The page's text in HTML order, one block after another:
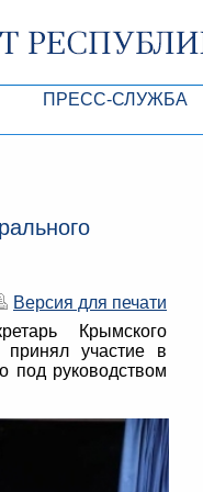
ПРЕСС-СЛУЖБА
Фотогалерея
Контакты пресс-службы
Версия для печати
Крымского
принял участие в
под руководством